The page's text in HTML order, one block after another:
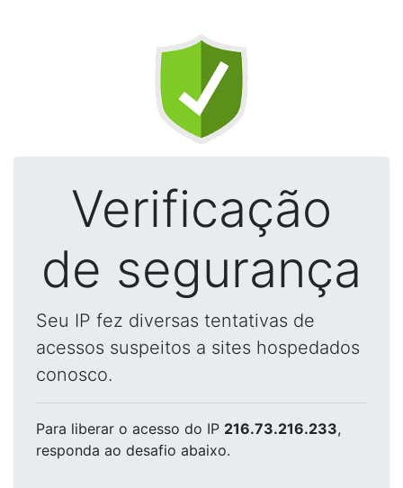
Verificação
de segurança
Seu IP fez diversas tentativas de
acessos suspeitos a sites hospedados
conosco.
Para liberar o acesso do IP 216.73.216.233,
responda ao desafio abaixo.